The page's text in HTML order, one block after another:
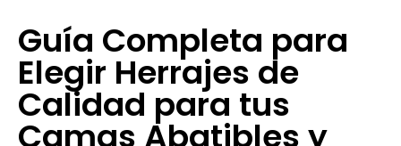
Guía Completa para
Elegir Herrajes de
Calidad para tus
Camas Abatibles y